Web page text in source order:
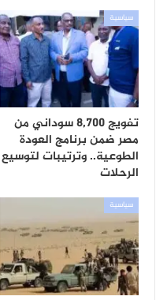
سياسية
تفويج 8,700 سوداني من
مصر ضمن برنامج العودة
الطوعية.. وترتيبات لتوسيع
الرحلات
سياسية